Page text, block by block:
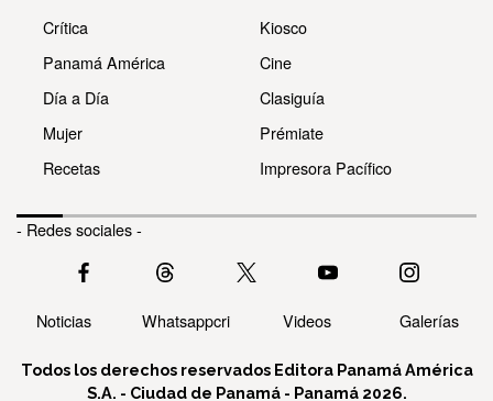
Crítica
Panamá América
Día a Día
Mujer
Recetas
Kiosco
Cine
Clasiguía
Prémiate
Impresora Pacífico
- Redes sociales -
Noticias Whatsappcri Videos Galerías
Todos los derechos reservados Editora Panamá América
S.A. - Ciudad de Panamá - Panamá 2026.